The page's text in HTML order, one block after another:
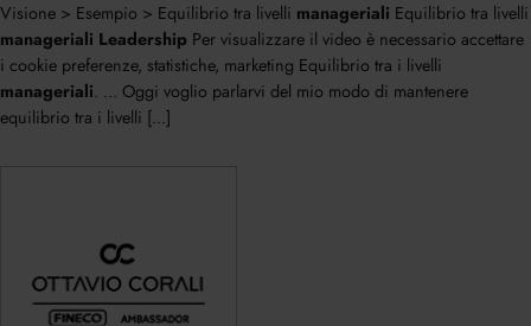
Visione > Esempio > Equilibrio tra livelli manageriali Equilibrio tra livelli
manageriali Leadership Per visualizzare il video è necessario accettare
i cookie preferenze, statistiche, marketing Equilibrio tra i livelli
manageriali. ... Oggi voglio parlarvi del mio modo di mantenere
equilibrio tra i livelli [...]